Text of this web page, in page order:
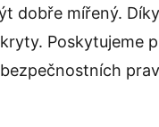
dobře mířený.